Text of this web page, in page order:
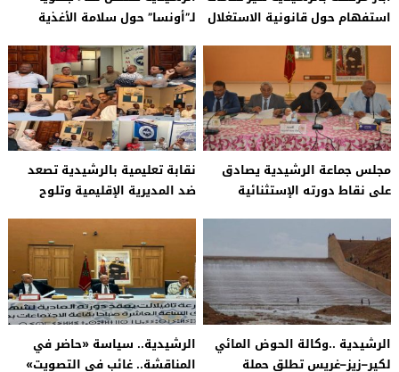
استفهام حول قانونية الاستغلال لـ”أونسا” حول سلامة الأغذية
صادرات التمور
مجلس جماعة الرشيدية يصادق
على نقاط دورته الإستثنائية
نقابة تعليمية بالرشيدية تصعد
ضد المديرية الإقليمية وتلوح
الرشيدية ..وكالة الحوض المائي
لكير–زيز–غريس تطلق حملة
الرشيدية.. سياسة «حاضر في
المناقشة.. غائب في التصويت»